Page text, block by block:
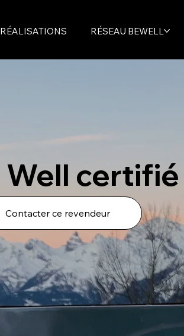
RÉSEAU BEWELL
certifié
Contacter ce revendeur